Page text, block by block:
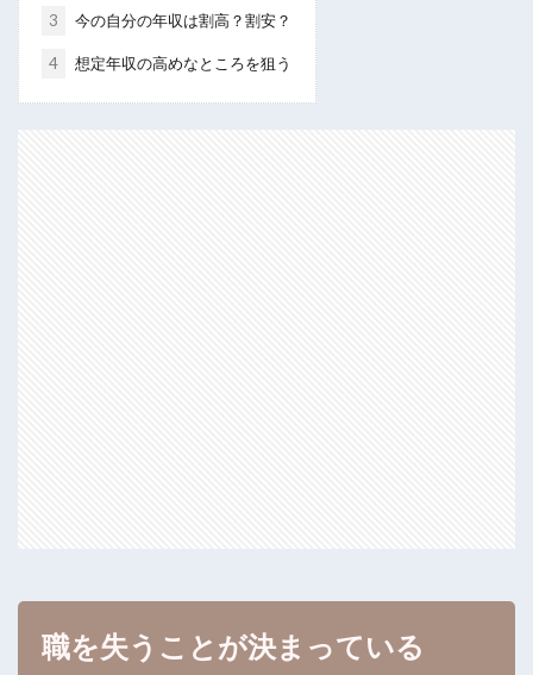
3 今の自分の年収は割高？割安？
4 想定年収の高めなところを狙う
職を失うことが決まっている